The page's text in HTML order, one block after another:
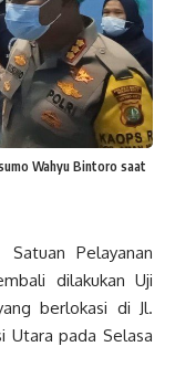
Wahyu Bintoro saat
Pelayanan
dilakukan Uji
berlokasi di Jl.
Utara pada Selasa